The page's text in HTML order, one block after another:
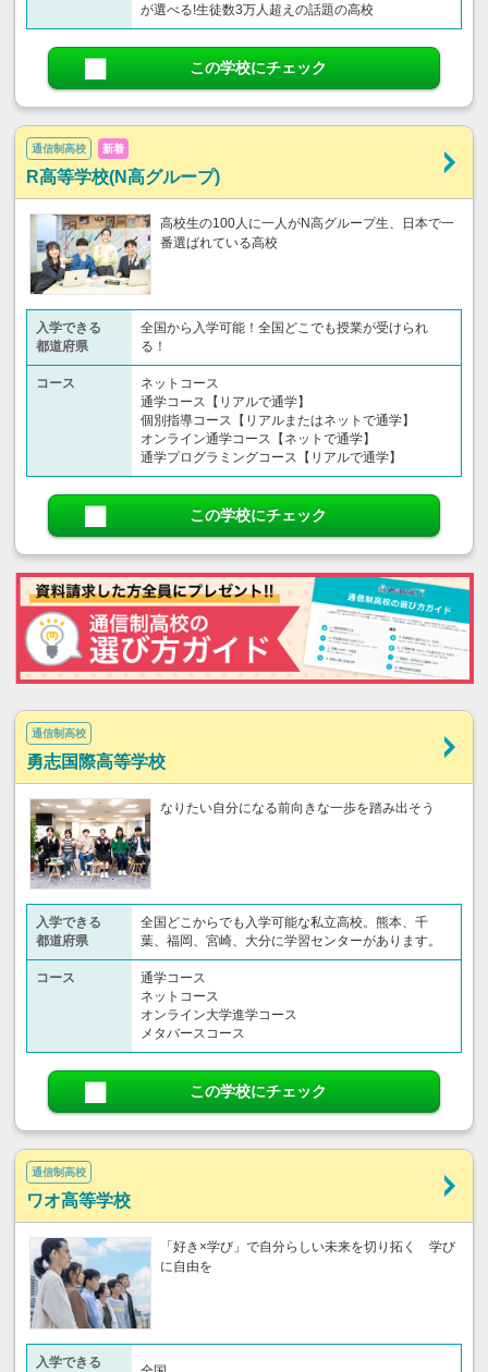
が選べる!生徒数3万人超えの話題の高校
この学校にチェック
通信制高校 新着
R高等学校(N高グループ)
高校生の100人に一人がN高グループ生、日本で一
番選ばれている高校
入学できる
都道府県
全国から入学可能！全国どこでも授業が受けられ
る！
コース
ネットコース
通学コース【リアルで通学】
個別指導コース【リアルまたはネットで通学】
オンライン通学コース【ネットで通学】
通学プログラミングコース【リアルで通学】
この学校にチェック
通信制高校
勇志国際高等学校
なりたい自分になる前向きな一歩を踏み出そう
入学できる
都道府県
全国どこからでも入学可能な私立高校。熊本、千
葉、福岡、宮崎、大分に学習センターがあります。
コース
通学コース
ネットコース
オンライン大学進学コース
メタバースコース
この学校にチェック
通信制高校
ワオ高等学校
「好き×学び」で自分らしい未来を切り拓く 学び
に自由を
入学できる